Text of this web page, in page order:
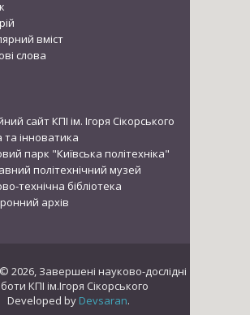
вміст
слова
сайт КПІ ім. Ігоря Сікорського
та інноватика
парк "Київська політехніка"
політехнічний музей
технічна бібліотека
архів
2026, Завершені науково-дослідні
КПІ ім.Ігоря Сікорського
Developed by Devsaran.